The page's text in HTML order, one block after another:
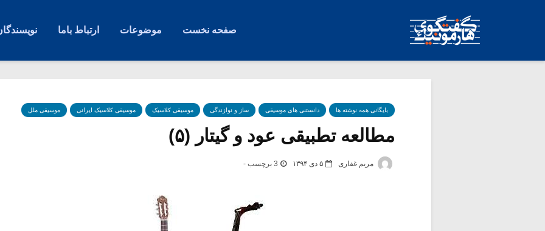
صفحه نخست موضوعات ارتباط باما
بایگانی همه نوشته ها دانستنی های موسیقی ساز و نوازندگی موسیقی کلاسیک موسیقی کلاسیک ایرانی موسیقی ملل
مطالعه تطبیقی عود و گیتار (۵)
مریم غفاری ۵ دی ۱۳۹۴ 3 برچسب -